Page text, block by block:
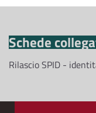
Schede
Rilascio SPID -